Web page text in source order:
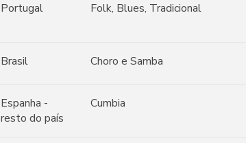
Portugal Folk, Blues, Tradicional
Brasil Choro e Samba
Espanha -
resto do país
Cumbia